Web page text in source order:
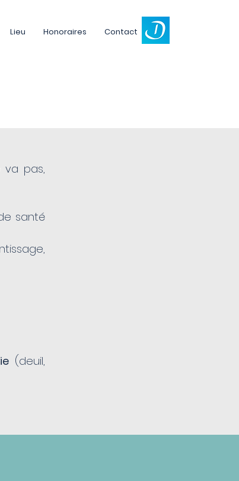
Lieu Honoraires Contact
pas,
santé
(deuil,